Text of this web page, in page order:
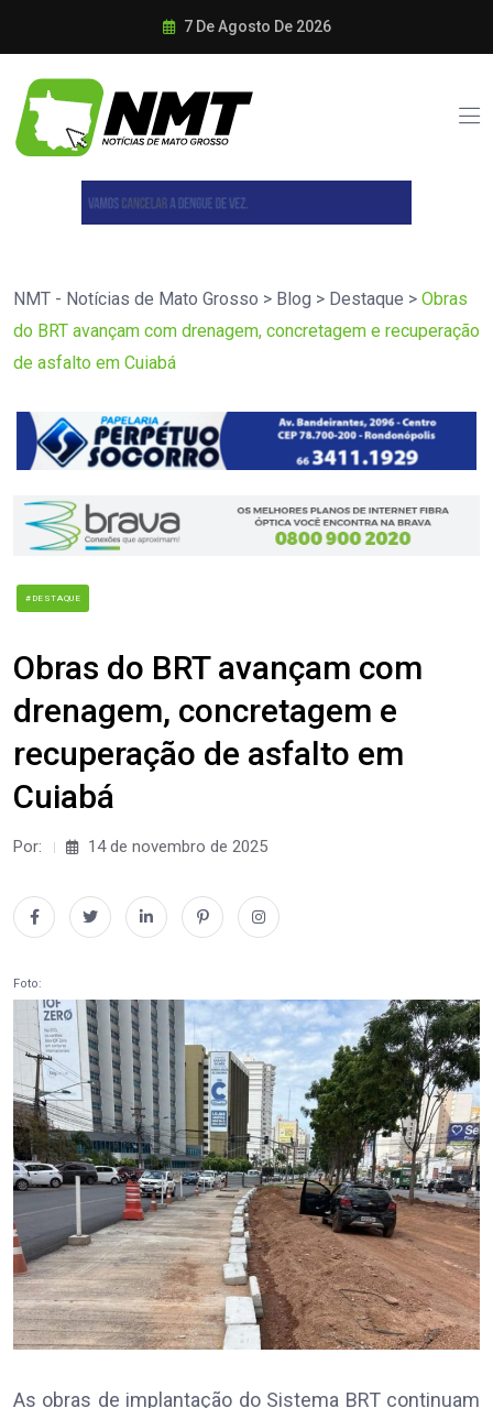
7 De Agosto De 2026
NMT - Notícias de Mato Grosso > Blog > Destaque > Obras
do BRT avançam com drenagem, concretagem e recuperação
de asfalto em Cuiabá
#DESTAQUE
Obras do BRT avançam com
drenagem, concretagem e
recuperação de asfalto em
Cuiabá
Por: 14 de novembro de 2025
Foto:
As obras de implantação do Sistema BRT continuam